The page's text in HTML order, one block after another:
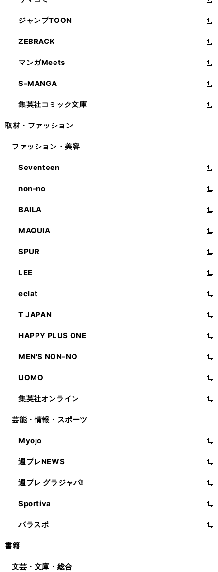
開
く
ウ
で
開
く
ン
ド
ウ
で
開
く
ウ
ィ
ン
ド
ウ
で
開
く
し
い
ウ
ィ
ン
ド
ウ
で
開
く
ジャンプTOON
新
し
い
ウ
ィ
ン
ド
ウ
で
開
ZEBRACK
新
し
い
ウ
ィ
ン
ド
ウ
開
マンガMeets
新
し
い
ウ
ィ
ン
ウ
開
く
S-MANGA
新
し
い
ウ
ン
ウ
で
開
く
集英社コミック文庫
新
し
ウ
ン
ド
ウ
で
開
く
取材・ファッション
ファッション・美容
Seventeen
新
し
い
ウ
ィ
ン
ド
ウ
で
開
く
non-no
新
し
い
ウ
ィ
ン
ド
ウ
で
開
く
BAILA
新
し
い
ウ
ィ
ン
ド
ウ
で
開
く
MAQUIA
新
し
い
ウ
ィ
ン
ド
ウ
で
開
く
SPUR
新
し
い
ウ
ィ
ン
ド
ウ
で
開
く
LEE
新
し
い
ウ
ィ
ン
ド
ウ
で
開
く
eclat
新
し
い
ウ
ィ
ン
ド
ウ
で
開
く
T JAPAN
新
し
い
ウ
ィ
ン
ド
ウ
で
開
HAPPY PLUS ONE
新
し
い
ウ
ィ
ン
ド
ウ
開
く
MEN'S NON-NO
新
し
い
ウ
ィ
ン
ウ
で
開
く
UOMO
新
し
い
ウ
ン
ド
ウ
で
開
く
集英社オンライン
新
し
ウ
ィ
ン
ド
ウ
で
開
く
芸能・情報・スポーツ
Myojo
新
し
い
ウ
ィ
ン
ド
ウ
で
開
週プレNEWS
新
し
い
ウ
ィ
ン
ド
ウ
開
週プレ グラジャパ!
新
し
い
ウ
ィ
ン
ウ
Sportiva
新
し
い
ウ
ン
パラスポ
新
し
ウ
書籍
文芸・文庫・総合